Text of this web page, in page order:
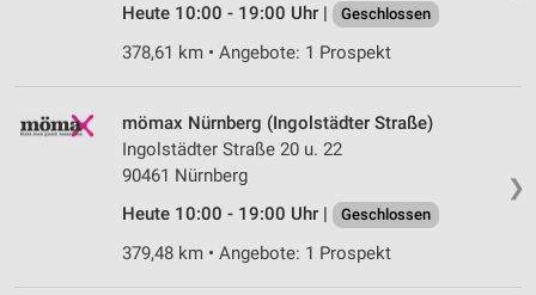
Heute 10:00 - 19:00 Uhr |
Geschlossen
378,61 km • Angebote: 1 Prospekt
❯
mömax Nürnberg (Ingolstädter Straße)
Ingolstädter Straße 20 u. 22
90461 Nürnberg
Heute 10:00 - 19:00 Uhr |
Geschlossen
379,48 km • Angebote: 1 Prospekt